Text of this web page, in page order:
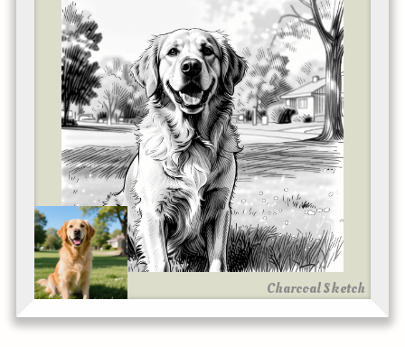
Charcoal Sketch